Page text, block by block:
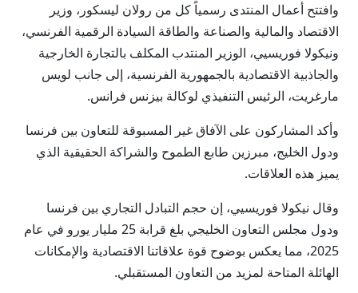
وافتتح أعمال المنتدى رسمياً كل من رولان ليسكور، وزير
الاقتصاد والمالية والصناعة والطاقة السيادة الرقمية الفرنسي،
ونيكولا فوريسيي، الوزير المنتدب المكلف بالتجارة الخارجية
والجاذبية الاقتصادية بالجمهورية الفرنسية، إلى جانب لويس
مارغريت، الرئيس التنفيذي لوكالة بيزنس فرانس.
وأكد المشاركون على الآفاق غير المسبوقة للتعاون بين فرنسا
ودول الخليج، مبرزين طابع الطموح والشراكة الحقيقية الذي
يميز هذه العلاقات.
وقال نيكولا فوريسيي، إن حجم التبادل التجاري بين فرنسا
ودول مجلس التعاون الخليجي بلغ قرابة 25 مليار يورو في عام
2025، مما يعكس بوضوح قوة علاقاتنا الاقتصادية والإمكانات
الهائلة المتاحة لمزيد من التعاون المستقبلي.